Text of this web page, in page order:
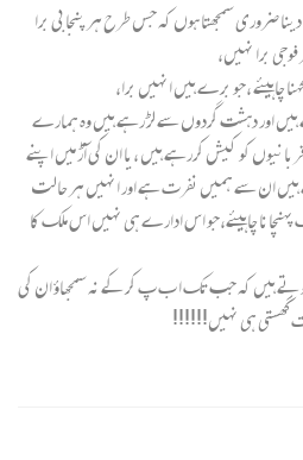
ضروری سمجھتا ہوں کہ جس طرح ہر پنجابی برا
برا نہیں،
چاہیئے ،جو برے ہیں انہیں برا،
اور دہشت گردوں سے لڑ رہے ہیں وہ ہمارے
کو کیش کررہے ہیں ،یا ان کی آڑ میں اپنے
ہیں ان سے ہمیں نفرت ہے اور انہیں ہر حالت
پہنچانا چاہیئے،جو اس ادارے ہی نہیں اس ملک کا
ہیں کہ جب تک ا ب پ کر کے نہ سمجھاؤ ان کی
گھستی ہی نہیں!!!!!!